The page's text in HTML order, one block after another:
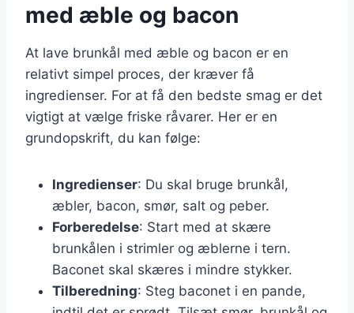
med æble og bacon
At lave brunkål med æble og bacon er en
relativt simpel proces, der kræver få
ingredienser. For at få den bedste smag er det
vigtigt at vælge friske råvarer. Her er en
grundopskrift, du kan følge:
Ingredienser: Du skal bruge brunkål,
æbler, bacon, smør, salt og peber.
Forberedelse: Start med at skære
brunkålen i strimler og æblerne i tern.
Baconet skal skæres i mindre stykker.
Tilberedning: Steg baconet i en pande,